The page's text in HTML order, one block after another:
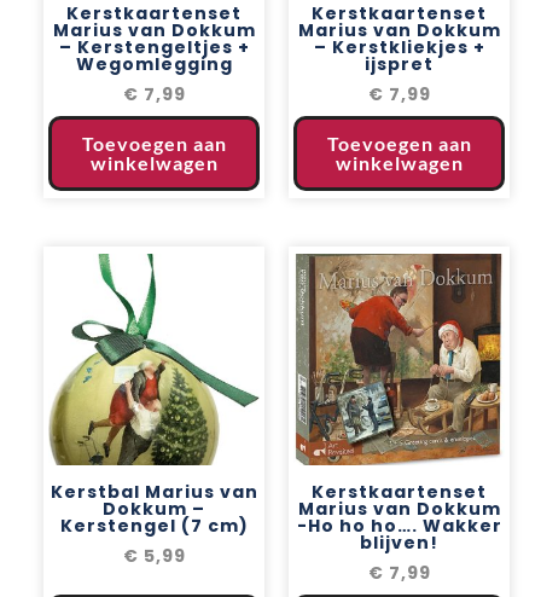
Kerstkaartenset
Marius van Dokkum
– Kerstengeltjes +
Wegomlegging
€ 7,99
Toevoegen aan
winkelwagen
Kerstkaartenset
Marius van Dokkum
– Kerstkliekjes +
ijspret
€ 7,99
Toevoegen aan
winkelwagen
Kerstbal Marius van
Dokkum –
Kerstengel (7 cm)
€ 5,99
Kerstkaartenset
Marius van Dokkum
-Ho ho ho…. Wakker
blijven!
€ 7,99